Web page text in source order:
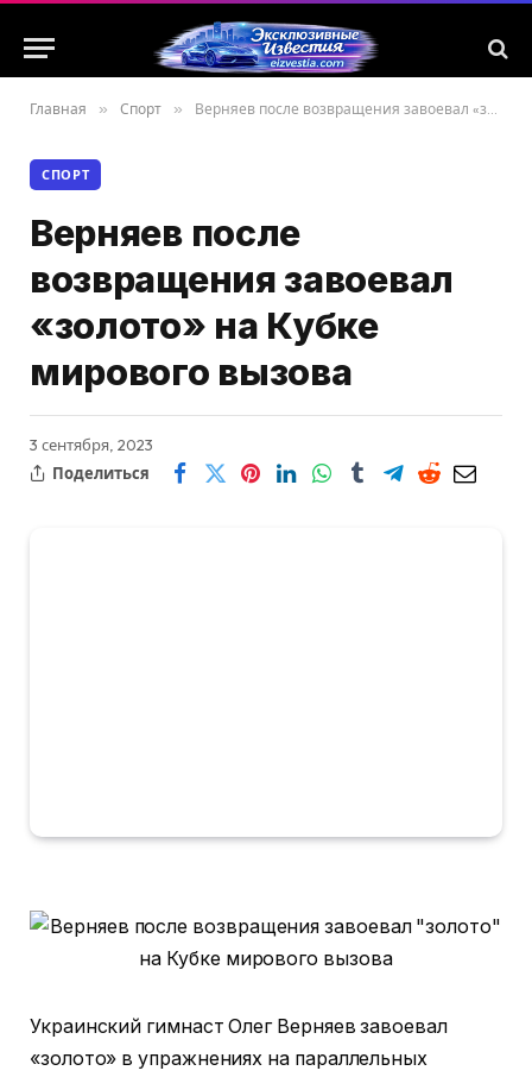
Главная » Спорт » Верняев после возвращения завоевал «золото» на Кубке мирового вызова
СПОРТ
Верняев после
возвращения завоевал
«золото» на Кубке
мирового вызова
3 сентября, 2023
Поделиться
Украинский гимнаст Олег Верняев завоевал
«золото» в упражнениях на параллельных